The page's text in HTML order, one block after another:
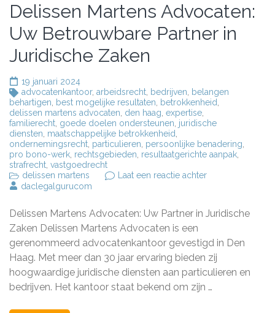
Delissen Martens Advocaten:
Uw Betrouwbare Partner in
Juridische Zaken
19 januari 2024
advocatenkantoor, arbeidsrecht bedrijven
belangen
behartigen
best mogelijke resultaten betrokkenheid
delissen martens advocaten den haag expertise
familierecht goede doelen ondersteunen juridische
diensten maatschappelijke betrokkenheid
ondernemingsrecht particulieren persoonlijke benadering
pro bono-werk rechtsgebieden resultaatgerichte aanpak
strafrecht vastgoedrecht
delissen martens
Laat een reactie achterop
Uw
Partner
in
Juridische
Zaken
daclegalgurucom
Delissen Martens Advocaten: Uw Partner in Juridische
Zaken Delissen Martens Advocaten is een
gerenommeerd advocatenkantoor gevestigd in Den
Haag. Met meer dan 30 jaar ervaring bieden zij
hoogwaardige juridische diensten aan particulieren en
bedrijven. Het kantoor staat bekend om zijn …